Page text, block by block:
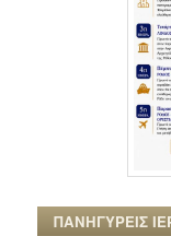
ΠΑΝΗΓΥΡΕΙΣ